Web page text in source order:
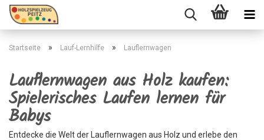
Startseite » Lauf-Lernhilfe » Lauflernwagen
Lauflernwagen aus Holz kaufen:
Spielerisches Laufen lernen für
Babys
Entdecke die Welt der Lauflernwagen aus Holz und erlebe den